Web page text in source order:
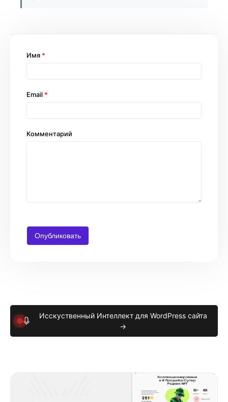
Комментарий
Имя *
Email *
Исскуственный Интеллект для WordPress сайта
→